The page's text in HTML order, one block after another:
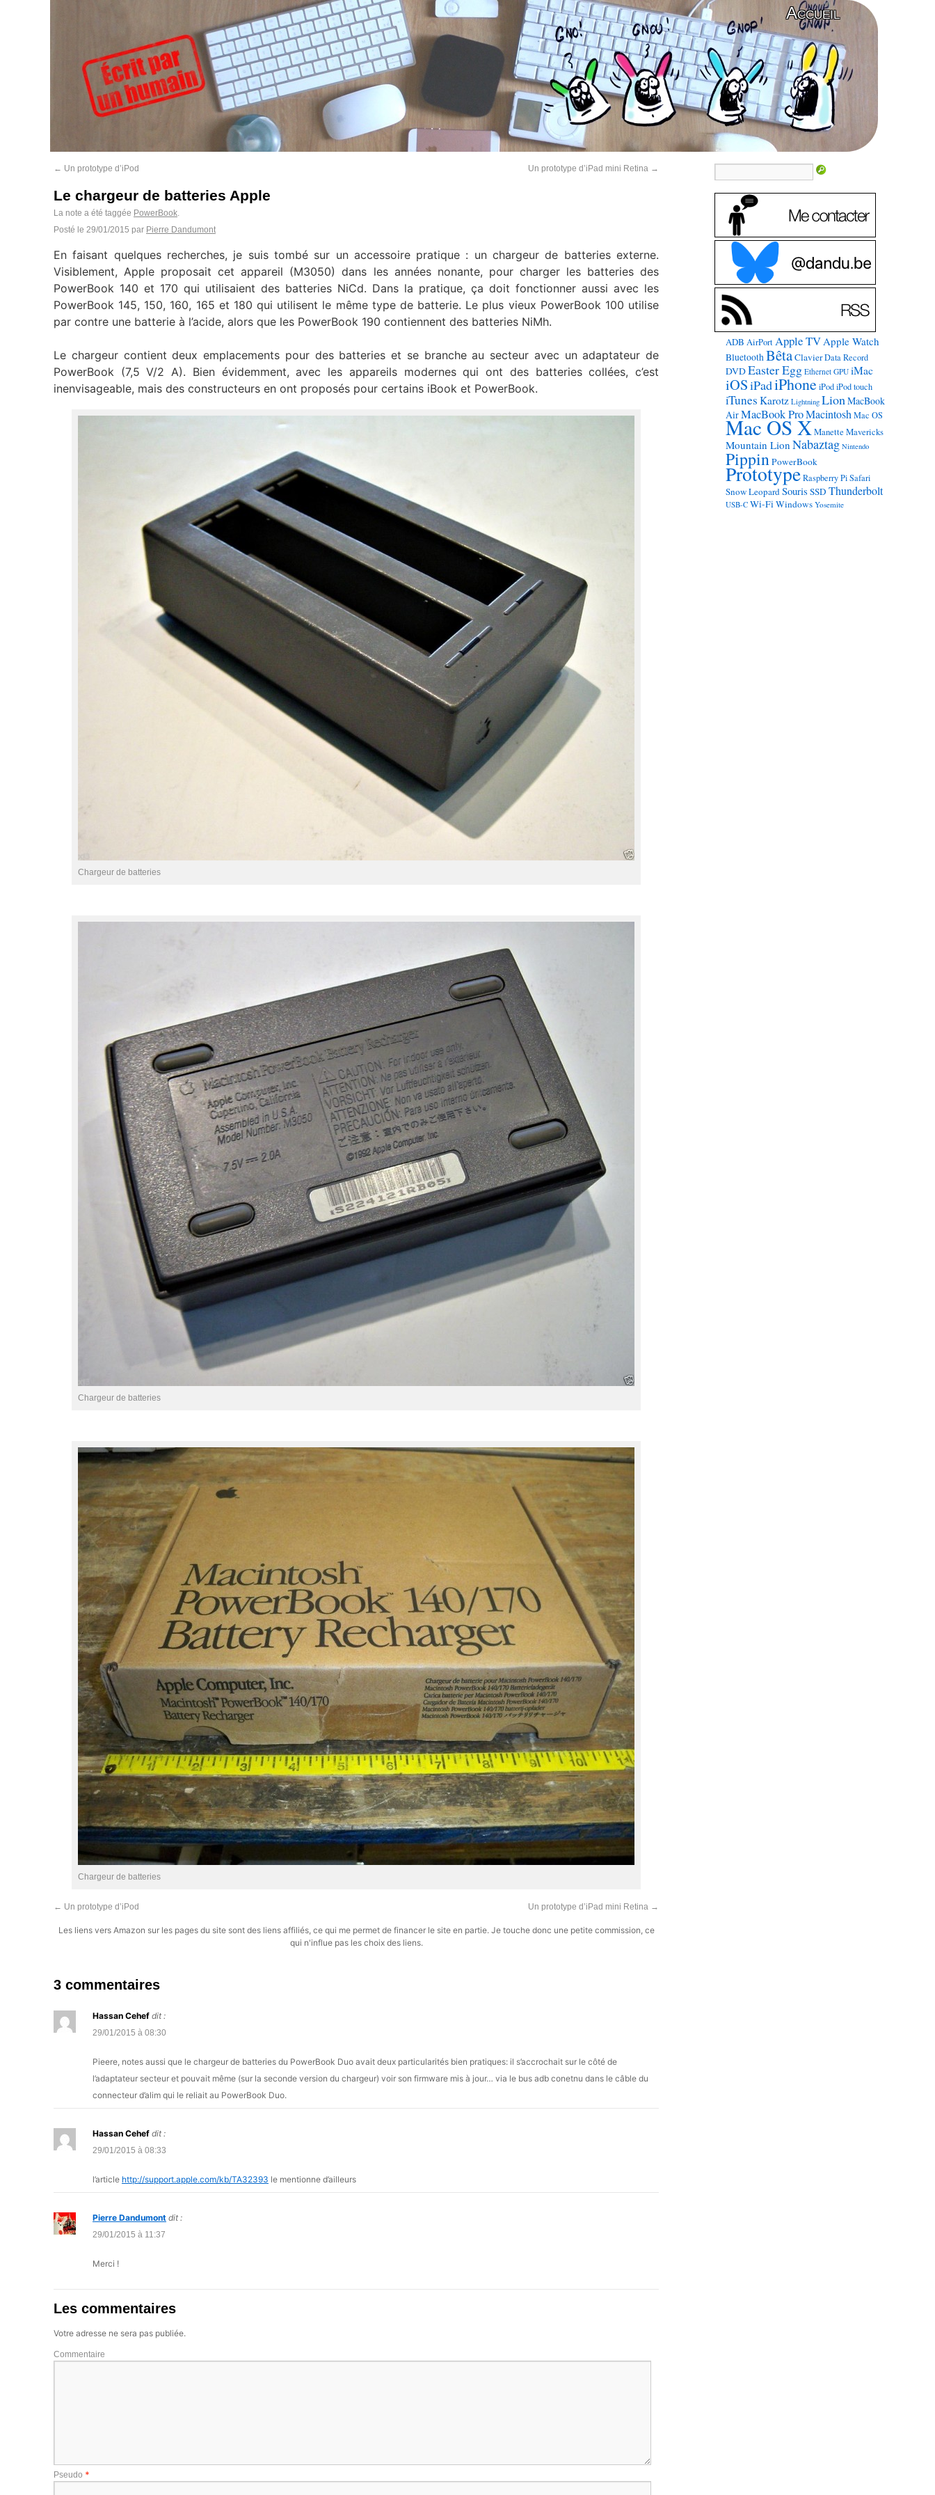
Accueil
← Un prototype d’iPod Un prototype d’iPad mini Retina →
Le chargeur de batteries Apple
La note a été taggée PowerBook.
Posté le 29/01/2015 par Pierre Dandumont
En faisant quelques recherches, je suis tombé sur un accessoire pratique : un chargeur de batteries externe.
Visiblement, Apple proposait cet appareil (M3050) dans les années nonante, pour charger les batteries des
PowerBook 140 et 170 qui utilisaient des batteries NiCd. Dans la pratique, ça doit fonctionner aussi avec les
PowerBook 145, 150, 160, 165 et 180 qui utilisent le même type de batterie. Le plus vieux PowerBook 100 utilise
par contre une batterie à l’acide, alors que les PowerBook 190 contiennent des batteries NiMh.
Le chargeur contient deux emplacements pour des batteries et se branche au secteur avec un adaptateur de
PowerBook (7,5 V/2 A). Bien évidemment, avec les appareils modernes qui ont des batteries collées, c’est
inenvisageable, mais des constructeurs en ont proposés pour certains iBook et PowerBook.
Chargeur de batteries
Chargeur de batteries
Chargeur de batteries
← Un prototype d’iPod Un prototype d’iPad mini Retina →
Les liens vers Amazon sur les pages du site sont des liens affiliés, ce qui me permet de financer le site en partie. Je touche donc une petite commission, ce
qui n'influe pas les choix des liens.
3 commentaires
Hassan Cehef dit :
29/01/2015 à 08:30
Pieere, notes aussi que le chargeur de batteries du PowerBook Duo avait deux particularités bien pratiques: il s’accrochait sur le côté de
l’adaptateur secteur et pouvait même (sur la seconde version du chargeur) voir son firmware mis à jour… via le bus adb conetnu dans le câble du
connecteur d’alim qui le reliait au PowerBook Duo.
Hassan Cehef dit :
29/01/2015 à 08:33
l’article http://support.apple.com/kb/TA32393 le mentionne d’ailleurs
Pierre Dandumont dit :
29/01/2015 à 11:37
Merci !
Les commentaires
Votre adresse ne sera pas publiée.
Commentaire
Pseudo *
ADB AirPort Apple TVApple Watch
BluetoothBêtaClavier Data Record
DVDEaster Egg Ethernet GPU iMac
iOSiPadiPhone iPod iPod touch
iTunes Karotz Lightning LionMacBook
AirMacBook ProMacintosh Mac OS
Mac OS XManette Mavericks
Mountain Lion Nabaztag Nintendo
PippinPowerBook
Prototype Raspberry Pi Safari
Snow LeopardSouris SSD Thunderbolt
USB-C Wi-FiWindows Yosemite